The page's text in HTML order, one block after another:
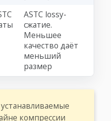
ASTC lossy-
сжатие.
Меньшее
качество даёт
меньший
размер
компрессии